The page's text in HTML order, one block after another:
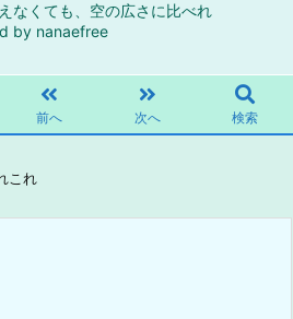
なくても、空の広さに比べれ
前へ 次へ 検索
これ